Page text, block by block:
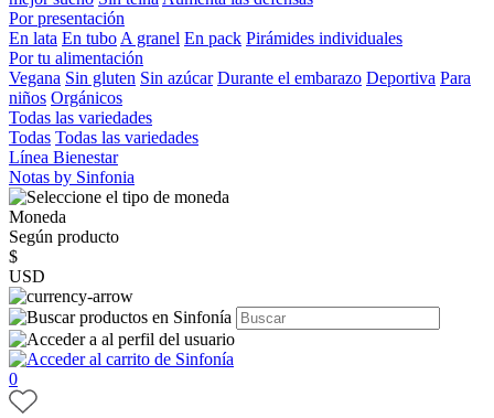
Por presentación
En lata En tubo A granel En pack Pirámides individuales
Por tu alimentación
Vegana Sin gluten Sin azúcar Durante el embarazo Deportiva Para
niños Orgánicos
Todas las variedades
Todas Todas las variedades
Línea Bienestar
Notas by Sinfonia
Moneda
Según producto
$
USD
0